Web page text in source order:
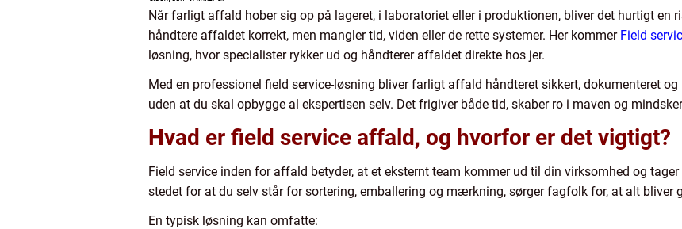
Når farligt affald hober sig op på lageret, i laboratoriet eller i produktionen, bliver det hurtigt en
håndtere affaldet korrekt, men mangler tid, viden eller de rette systemer. Her kommer Field
løsning, hvor specialister rykker ud og håndterer affaldet direkte hos jer.
Med en professionel field service-løsning bliver farligt affald håndteret sikkert, dokumenteret
uden at du skal opbygge al ekspertisen selv. Det frigiver både tid, skaber ro i maven og
Hvad er field service affald, og hvorfor er det vigtigt?
Field service inden for affald betyder, at et eksternt team kommer ud til din virksomhed og
stedet for at du selv står for sortering, emballering og mærkning, sørger fagfolk for, at alt bliver
En typisk løsning kan omfatte: